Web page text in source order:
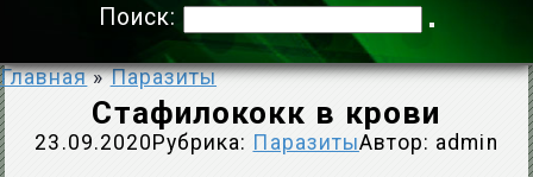
Поиск:
Главная » Паразиты
Стафилококк в крови
23.09.2020 Рубрика: ПаразитыАвтор: admin